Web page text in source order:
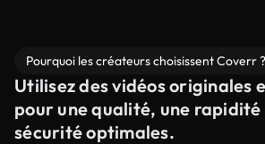
Pourquoi les créateurs choisissent Coverr ?
Utilisez des vidéos originales
pour une qualité, une rapidité
sécurité optimales.